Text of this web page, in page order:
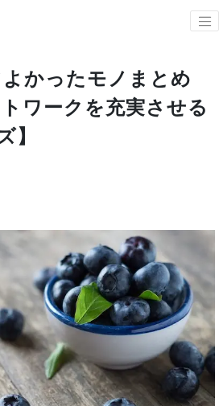
かったモノまとめ
ワークを充実させる
】